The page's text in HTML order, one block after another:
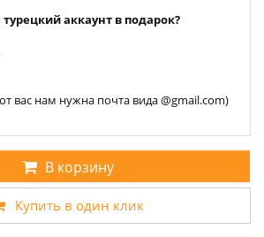
аккаунт в подарок?
вас нам нужна почта вида @gmail.com)
В корзину
Купить в один клик